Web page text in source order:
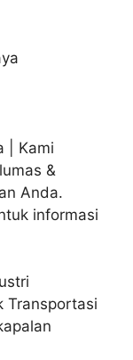
| Kami
&
Anda.
informasi
Transportasi